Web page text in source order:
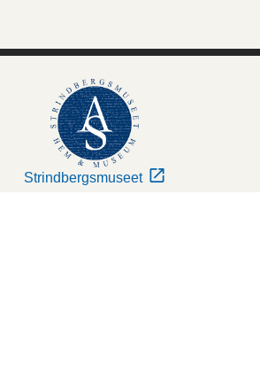
Strindbergsmuseet